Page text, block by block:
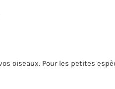
oiseaux. Pour les petites